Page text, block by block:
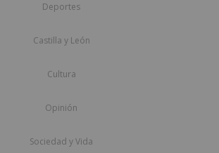
Deportes
Castilla y León
Cultura
Opinión
Sociedad y Vida